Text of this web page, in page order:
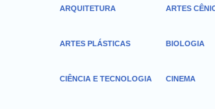
ARQUITETURA ARTES
ARTES PLÁSTICAS BIOLOGIA
CIÊNCIA E TECNOLOGIA CINEMA